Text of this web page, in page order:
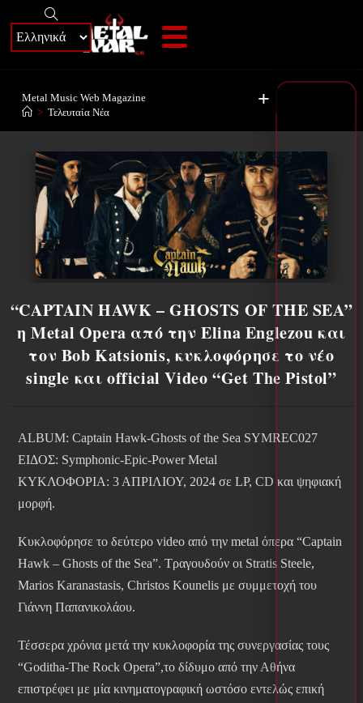
+
Metal Music Web Magazine
> Τελευταία Νέα
“CAPTAIN HAWK – GHOSTS OF THE SEA”
η Metal Opera από την Elina Englezou και
τον Bob Katsionis, κυκλοφόρησε το νέο
single και official Video “Get The Pistol”
ALBUM: Captain Hawk-Ghosts of the Sea SYMREC027
ΕΙΔΟΣ: Symphonic-Epic-Power Metal
ΚΥΚΛΟΦΟΡΙΑ: 3 ΑΠΡΙΛΙΟΥ, 2024 σε LP, CD και ψηφιακή
μορφή.
Κυκλοφόρησε το δεύτερο video από την metal όπερα “Captain
Hawk – Ghosts of the Sea”. Τραγουδούν οι Stratis Steele,
Marios Karanastasis, Christos Kounelis με συμμετοχή του
Γιάννη Παπανικολάου.
Τέσσερα χρόνια μετά την κυκλοφορία της συνεργασίας τους
“Goditha-The Rock Opera”,το δίδυμο από την Αθήνα
επιστρέφει με μία κινηματογραφική ωστόσο εντελώς επική